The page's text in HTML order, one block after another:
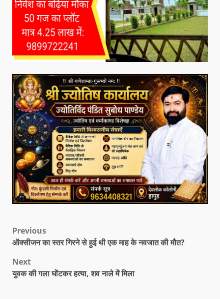
Previous
ऑक्सीजन का स्तर गिरने से हुई थी एक माह के नवजात की मौत?
Next
युवक की गला घोंटकर हत्या, शव नाले में मिला